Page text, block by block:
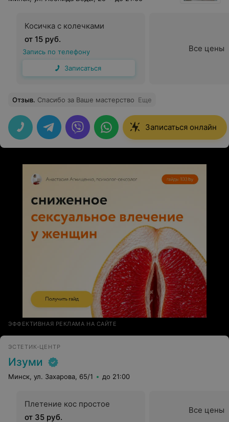
Косичка с колечками
от 15 руб.
Запись по телефону
Записаться
Все цены
Отзыв. Спасибо за Ваше мастерство Еще
Записаться онлайн
ЭФФЕКТИВНАЯ РЕКЛАМА НА САЙТЕ
ЭСТЕТИК-ЦЕНТР
Изуми
Минск, ул. Захарова, 65/1 до 21:00
Плетение кос простое
от 35 руб.
Все цены